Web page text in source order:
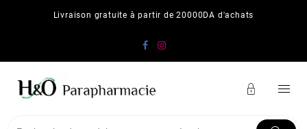
Livraison gratuite à partir de 20000DA d'achats